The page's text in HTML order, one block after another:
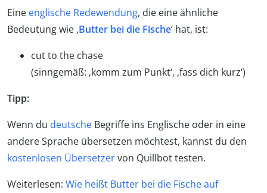
Eine englische Redewendung, die eine ähnliche
Bedeutung wie ‚Butter bei die Fische‘ hat, ist:
cut to the chase
(sinngemäß: ‚komm zum Punkt‘, ‚fass dich kurz‘)
Tipp:
Wenn du deutsche Begriffe ins Englische oder in eine
andere Sprache übersetzen möchtest, kannst du den
kostenlosen Übersetzervon Quillbot testen.
Weiterlesen: Wie heißt Butter bei die Fische auf